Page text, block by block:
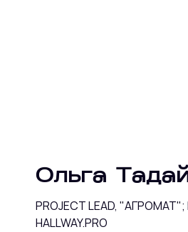
Ольга
PROJECT LEAD, "АГРОМАТ";
HALLWAY.PRO